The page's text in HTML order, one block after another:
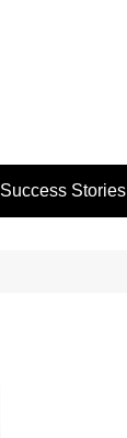
Success Stories